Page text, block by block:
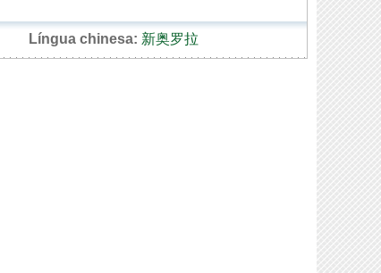
Língua chinesa: 新奥罗拉